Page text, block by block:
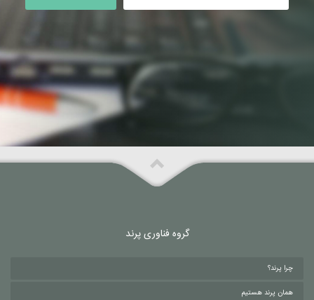
گروه فناوری پرند
چرا پرند؟
همان پرند هستیم